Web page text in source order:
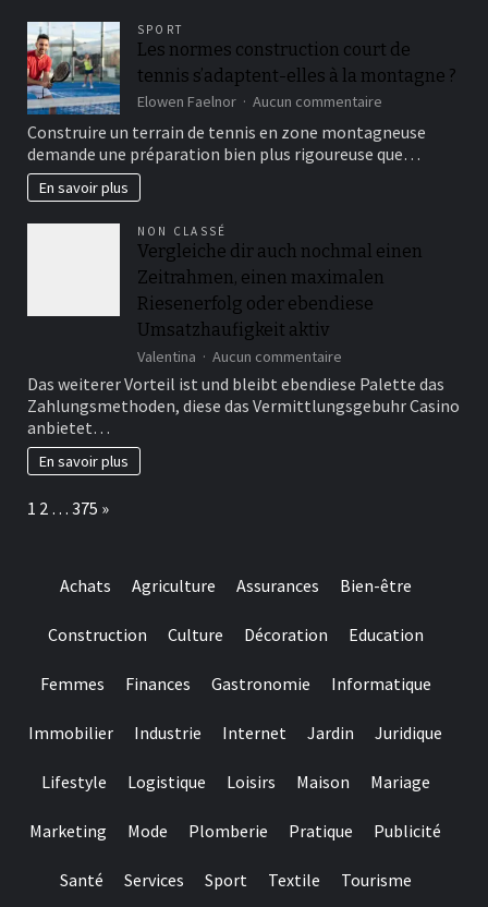
the
promo
simple
find?
SPORT
Les normes construction court de
tennis s’adaptent-elles à la montagne ?
Elowen Faelnor Aucun commentaire
normes
construction
elles
à
Construire un terrain de tennis en zone montagneuse
demande une préparation bien plus rigoureuse que…
En savoir plus
NON CLASSÉ
Vergleiche dir auch nochmal einen
Zeitrahmen, einen maximalen
Riesenerfolg oder ebendiese
Umsatzhaufigkeit aktiv
Valentina Aucun commentaire
Vergleiche
dir
auch
Umsatzhaufigkeit
Das weiterer Vorteil ist und bleibt ebendiese Palette das
Zahlungsmethoden, diese das Vermittlungsgebuhr Casino
anbietet…
En savoir plus
Page:
1 2 … 375 Next
»
Achats Agriculture Assurances Bien-être
Construction Culture Décoration Education
Femmes Finances Gastronomie Informatique
Immobilier Industrie Internet Jardin Juridique
Lifestyle Logistique Loisirs Maison Mariage
Marketing Mode Plomberie Pratique Publicité
Santé Services Sport Textile Tourisme